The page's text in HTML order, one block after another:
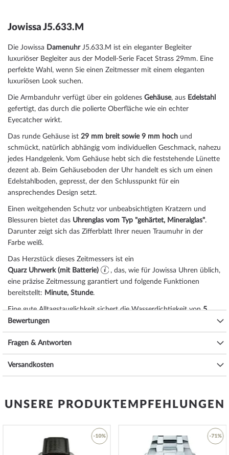
Jowissa J5.633.M
Die Jowissa DamenuhrJ5.633.M ist ein eleganter Begleiter
luxuriöser Begleiter aus der Modell-Serie Facet Strass 29mm. Eine
perfekte Wahl, wenn Sie einen Zeitmesser mit einem eleganten
luxuriösen Look suchen.
Die Armbanduhr verfügt über ein goldenes Gehäuse, aus Edelstahl
gefertigt, das durch die polierte Oberfläche wie ein echter
Eyecatcher wirkt.
Das runde Gehäuse ist 29 mm breit sowie 9 mm hoch und
schmückt, natürlich abhängig vom individuellen Geschmack, nahezu
jedes Handgelenk. Vom Gehäuse hebt sich die feststehende Lünette
dezent ab. Beim Gehäuseboden der Uhr handelt es sich um einen
Edelstahlboden, gepresst, der den Schlusspunkt für ein
ansprechendes Design setzt.
Einen weitgehenden Schutz vor unbeabsichtigten Kratzern und
Blessuren bietet das Uhrenglas vom Typ "gehärtet, Mineralglas".
Darunter zeigt sich das Zifferblatt Ihrer neuen Traumuhr in der
Farbe weiß.
Das Herzstück dieses Zeitmessers ist ein
Quarz Uhrwerk (mit Batterie)
, das, wie für Jowissa Uhren üblich,
eine präzise Zeitmessung garantiert und folgende Funktionen
bereitstellt: Minute, Stunde.
Eine gute Alltagstauglichkeit sichert die Wasserdichtigkeit von5
ATM (Prüfdruck)
können:
3 ATM: Wasserspritzer während des Händewaschens sind ok.
oder Tauchen nicht.
20 ATM und mehr: Ab 20 ATM gilt die Uhr als wasserdicht und zum
Schwimmen und Tauchen in geringer Tiefe geeignet*.
hochwertig verarbeitete Armband aus Edelstahl – Farbe:
– mit
Klippschließe bereiten. Das Edelstahl-Armband bietet einen hohen
Bewertungen
Fragen & Antworten
Versandkosten
UNSERE PRODUKTEMPFEHLUNGEN
-10% -71%